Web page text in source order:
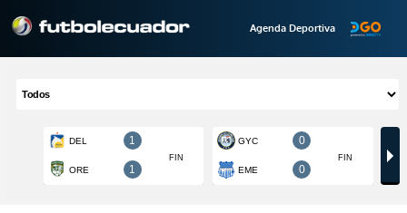
Agenda Deportiva